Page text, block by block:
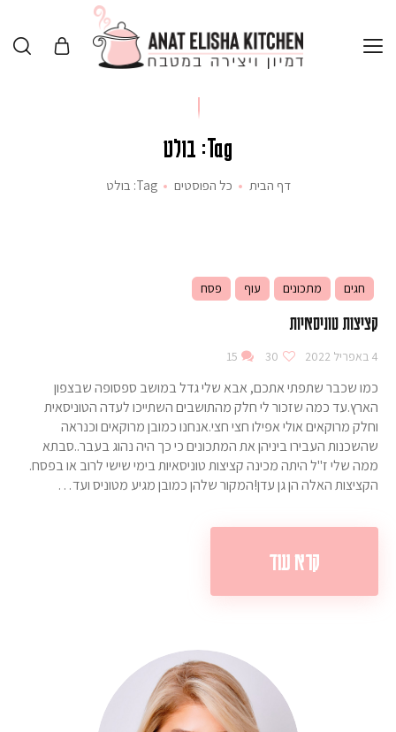
Tag: בולט
דף הבית כל הפוסטים Tag: בולט
חגים מתכונים עוף פסח
קציצות טוניסאיות
4 באפריל 2022 30
15
כמו שכבר שתפתי אתכם, אבא שלי גדל במושב ספסופה שבצפון
הארץ.עד כמה שזכור לי חלק מהתושבים השתייכו לעדה הטוניסאית
וחלק מרוקאים אולי אפילו חצי חצי.אנחנו כמובן מרוקאים וכנראה
שהשכנות העבירו ביניהן את המתכונים כי כך היה נהוג בעבר..סבתא
ממה שלי ז"ל היתה מכינה קציצות טוניסאיות בימי שישי לרוב או בפסח.
הקציצות האלה הן גן עדן!המקור שלהן כמובן מגיע מטוניס ועד…
קרא עוד